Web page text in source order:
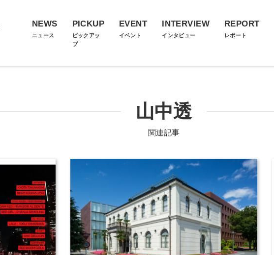
NEWS
ニュース
PICKUP
ピックアッ
プ
EVENT
イベント
INTERVIEW
インタビュー
REPORT
レポート
山中透
関連記事